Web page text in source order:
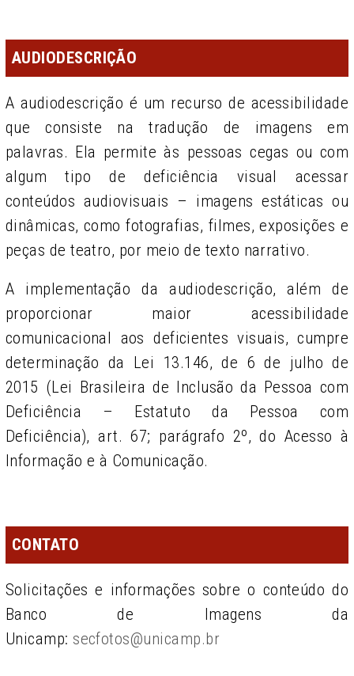
AUDIODESCRIÇÃO
A audiodescrição é um recurso de acessibilidade
que consiste na tradução de imagens em
palavras. Ela permite às pessoas cegas ou com
algum tipo de deficiência visual acessar
conteúdos audiovisuais – imagens estáticas ou
dinâmicas, como fotografi­as, filmes, exposições e
peças de teatro, por meio de texto narrativo.
A implementação da audiodescrição, além de
proporcionar maior acessibilidade
comunicacional aos deficientes visuais, cumpre
determinação da Lei 13.146, de 6 de julho de
2015 (Lei Brasileira de Inclusão da Pessoa com
Deficiência – Estatuto da Pessoa com
Deficiência), art. 67; parágrafo 2º, do Acesso à
Informação e à Comunicação.
CONTATO
Solicitações e informações sobre o conteúdo do
Banco de Imagens da
Unicamp: secfotos@unicamp.br